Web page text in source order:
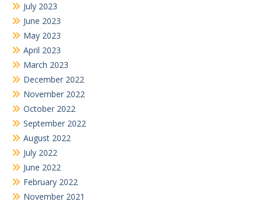
July 2023
June 2023
May 2023
April 2023
March 2023
December 2022
November 2022
October 2022
September 2022
August 2022
July 2022
June 2022
February 2022
November 2021